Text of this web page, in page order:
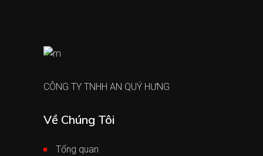
CÔNG TY TNHH AN QUÝ HƯNG
Về Chúng Tôi
Tổng quan